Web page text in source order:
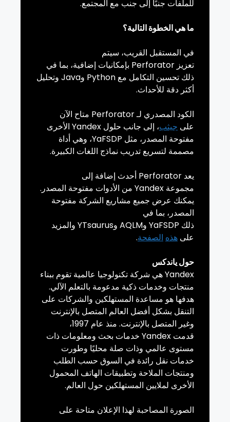
للملفات جنبًا إلى جنب مع المجتمع.
ما هي الخطوة التالية؟
في المستقبل القريب، سيتم
تعزيز Perforator بإمكانيات إضافية، بما في
ذلك تحسين التكامل مع Python وJava وتحليل
أكثر دقة للأحداث.
الكود المصدري لـPerforator متاح الآن
على جيثب، إلى جانب حلول Yandex الأخرى
مفتوحة المصدر، مثل YaFSDP، وهي أداة
مصممة لتسريع تدريب نماذج اللغات الكبيرة.
يعد Perforator أحدث إضافة إلى
مجموعة Yandex من الأدوات مفتوحة المصدر.
يمكنك عرض جميع مشاريع الشركة مفتوحة
المصدر، بما في
ذلك YaFSDP وAQLM وYTsaurus والمزيد
على هذه الصفحة.
حولياندكس
Yandexهي شركة تكنولوجيا عالمية تقوم ببناء
منتجات وخدمات ذكية مدعومة بالتعلم الآلي.
هدفها هو مساعدة المستهلكين والشركات على
التنقل بشكل أفضل العالم المتصل بالإنترنت
وغير المتصل بالإنترنت. منذ عام 1997،
قدمت Yandex خدمات بحث ومعلومات ذات
مستوى عالمي وذات صلة محليًا وطورت
خدمات نقل رائدة في السوق حسب الطلب
ومنتجات الملاحة وتطبيقات الهاتف المحمول
الأخرى لملايين المستهلكين حول العالم.
الصورة المصاحبة لهذا الإعلان متاحة على